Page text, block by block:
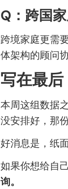
Q：跨国
跨境家庭更需
体架构的顾问
写在最后
本周这组数据
没安排好，那
好消息是，纸
如果你想给自
询。